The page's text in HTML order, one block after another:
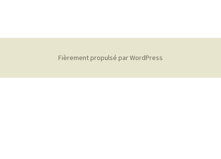
Fièrement propulsé par WordPress